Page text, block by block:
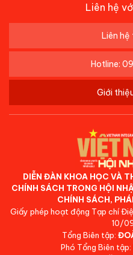
Liên hệ
Liên
Hotline:
Giới
DIỄN ĐÀN KHOA HỌC VÀ
CHÍNH SÁCH TRONG HỘI
CHÍNH SÁCH,
Giấy phép hoạt động Tạp chí
10/
Tổng Biên tập:
Phó Tổng Biên tập: